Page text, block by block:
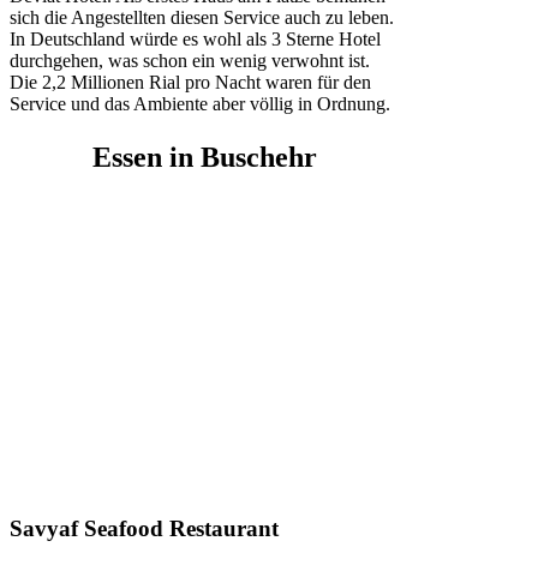
sich die Angestellten diesen Service auch zu leben.
In Deutschland würde es wohl als 3 Sterne Hotel
durchgehen, was schon ein wenig verwohnt ist.
Die 2,2 Millionen Rial pro Nacht waren für den
Service und das Ambiente aber völlig in Ordnung.
Essen in Buschehr
Savyaf Seafood Restaurant